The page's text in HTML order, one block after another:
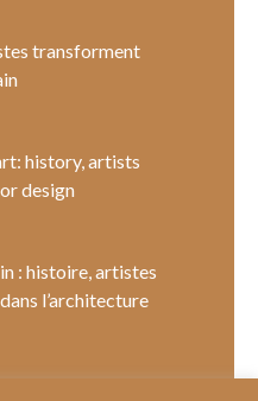
transforment
history, artists
design
: histoire, artistes
l’architecture